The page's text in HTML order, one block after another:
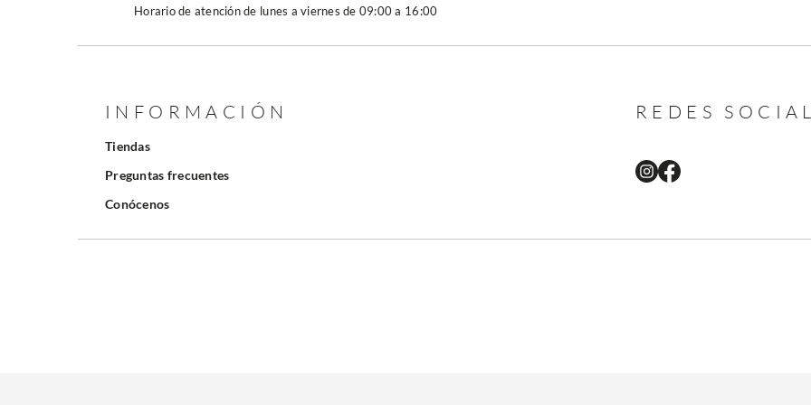
Horario de atención de lunes a viernes de 09:00 a 16:00
INFORMACIÓN
Tiendas
Preguntas frecuentes
Conócenos
REDES